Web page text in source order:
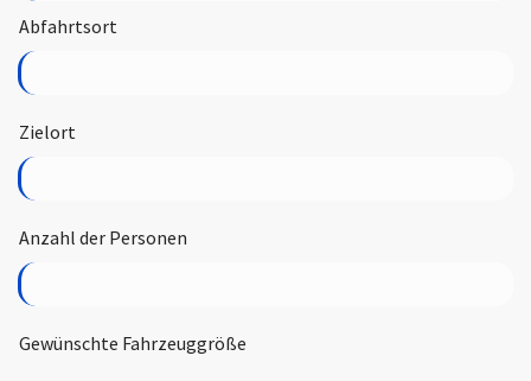
Abfahrtsort
Zielort
Anzahl der Personen
Gewünschte Fahrzeuggröße